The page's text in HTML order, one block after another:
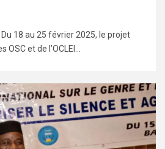
Du 18 au 25 février 2025, le projet
OSC et de l’OCLEI...